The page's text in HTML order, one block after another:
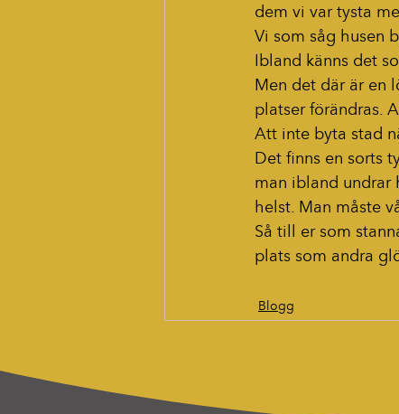
dem vi var tysta
Vi som såg husen
Ibland känns det
Men det där är en
platser förändras.
Att inte byta stad
Det finns en sorts
man ibland undrar
helst. Man måste
Så till er som
plats som andra
Blogg